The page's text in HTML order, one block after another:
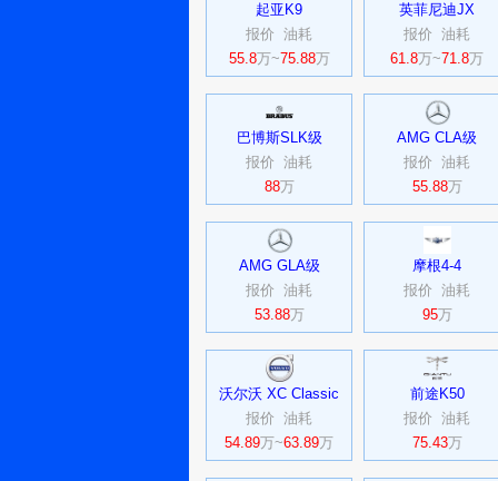
起亚K9
报价 油耗
55.8万~75.88万
英菲尼迪JX
报价 油耗
61.8万~71.8万
巴博斯SLK级
报价 油耗
88万
AMG CLA级
报价 油耗
55.88万
AMG GLA级
报价 油耗
53.88万
摩根4-4
报价 油耗
95万
沃尔沃 XC Classic
报价 油耗
54.89万~63.89万
前途K50
报价 油耗
75.43万